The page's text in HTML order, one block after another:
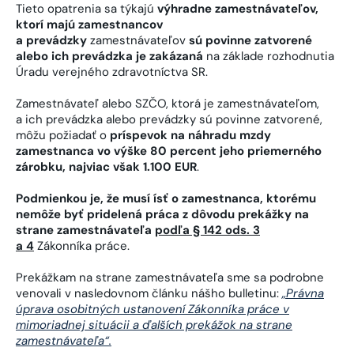
Tieto opatrenia sa týkajú výhradne zamestnávateľov,
ktorí majú zamestnancov
a prevádzky zamestnávateľov sú povinne zatvorené
alebo ich prevádzka je zakázaná na základe rozhodnutia
Úradu verejného zdravotníctva SR.
Zamestnávateľ alebo SZČO, ktorá je zamestnávateľom,
a ich prevádzka alebo prevádzky sú povinne zatvorené,
môžu požiadať o príspevok na náhradu mzdy
zamestnanca vo výške 80 percent jeho priemerného
zárobku, najviac však 1.100 EUR.
Podmienkou je, že musí ísť o zamestnanca, ktorému
nemôže byť pridelená práca z dôvodu prekážky na
strane zamestnávateľa podľa § 142 ods. 3
a 4 Zákonníka práce.
Prekážkam na strane zamestnávateľa sme sa podrobne
venovali v nasledovnom článku nášho bulletinu:„Právna
úprava osobitných ustanovení Zákonníka práce v
mimoriadnej situácii a ďalších prekážok na strane
zamestnávateľa“.